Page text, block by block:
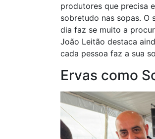
produtores que precisa
sobretudo nas sopas. O
dia faz se muito a
João Leitão destaca
cada pessoa faz a sua
Ervas como